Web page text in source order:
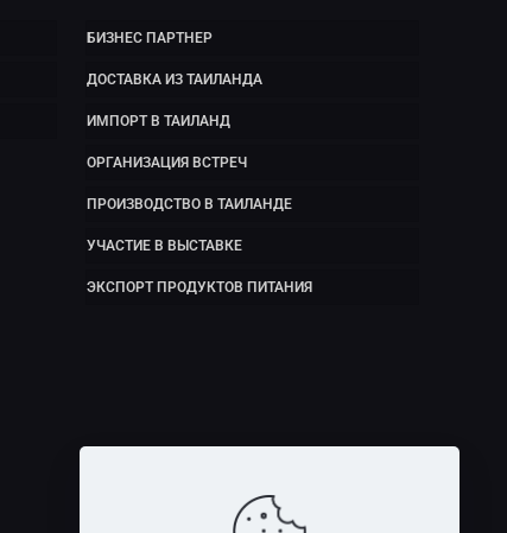
БИЗНЕС ПАРТНЕР
ДОСТАВКА ИЗ ТАИЛАНДА
ИМПОРТ В ТАИЛАНД
ОРГАНИЗАЦИЯ ВСТРЕЧ
ПРОИЗВОДСТВО В ТАИЛАНДЕ
УЧАСТИЕ В ВЫСТАВКЕ
ЭКСПОРТ ПРОДУКТОВ ПИТАНИЯ